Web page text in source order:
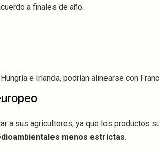
a finales de año.
e Irlanda, podrían alinearse con
a sus agricultores, ya que los productos
menos estrictas.